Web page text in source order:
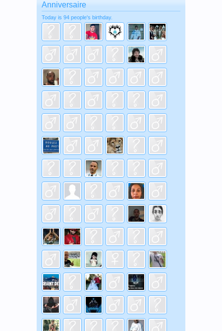
Anniversaire
Today is 94 people's birthday.